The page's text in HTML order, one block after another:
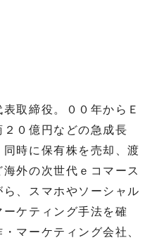
取締役。００年からＥ
０億円などの急成長
時に保有株を売却、渡
外の次世代ｅコマース
、スマホやソーシャル
ケティング手法を確
マーケティング会社、